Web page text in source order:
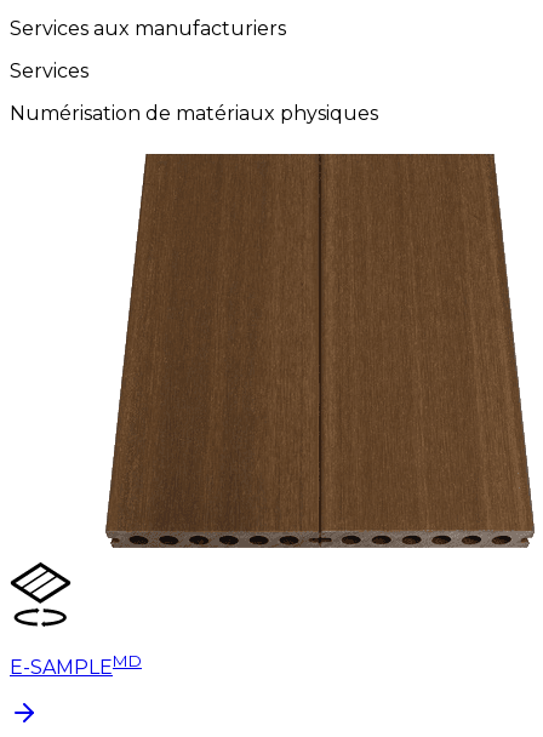
Services aux manufacturiers
Services
Numérisation de matériaux physiques
E-SAMPLEMD